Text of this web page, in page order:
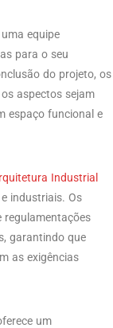
equipe
para o seu
do projeto, os
aspectos sejam
espaço funcional e
Industrial
industriais. Os
garantindo que
as exigências
um